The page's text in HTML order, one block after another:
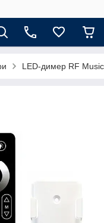
LED-димер RF